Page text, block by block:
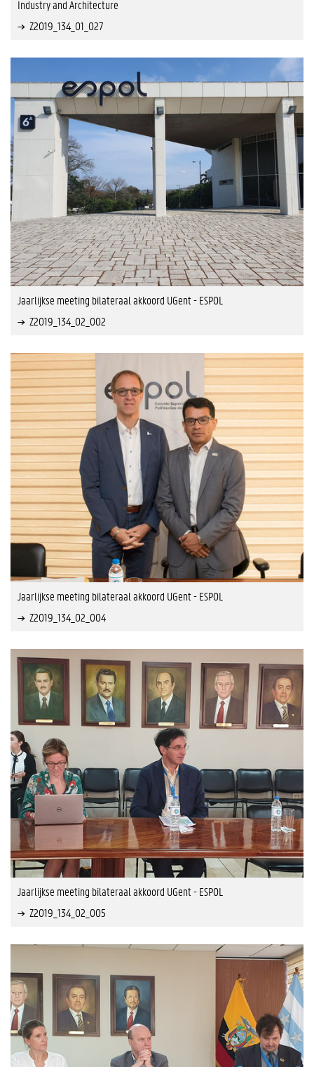
Industry and Architecture
Z2019_134_01_027
Jaarlijkse meeting bilateraal akkoord UGent - ESPOL
Z2019_134_02_002
Jaarlijkse meeting bilateraal akkoord UGent - ESPOL
Z2019_134_02_004
Jaarlijkse meeting bilateraal akkoord UGent - ESPOL
Z2019_134_02_005